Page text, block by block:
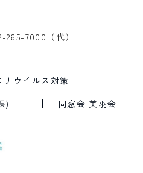
265-7000（代）
ナウイルス対策
)
同窓会 美羽会